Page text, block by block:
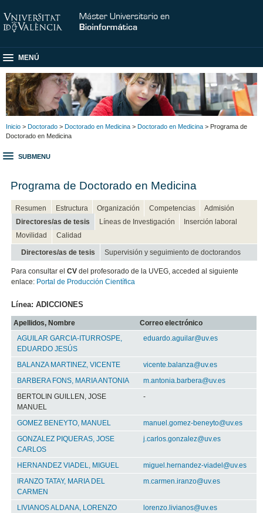
MENÚ
Inicio > Doctorado > Doctorado en Medicina > Doctorado en Medicina > Programa de
Doctorado en Medicina
SUBMENU
Programa de Doctorado en Medicina
Resumen Estructura Organización Competencias
Admisión
Directores/as de tesis
Líneas de Investigación
Inserción laboral
Movilidad
Calidad
Directores/as de tesis Supervisión y seguimiento de doctorandos
Para consultar elCV del profesorado de la UVEG, acceded al siguiente
enlace: Portal de Producción Científica
Línea: ADICCIONES
Apellidos, Nombre
Correo electrónico
AGUILAR GARCIA-ITURROSPE,
EDUARDO JESÚS
eduardo.aguilar@uv.es
BALANZA MARTINEZ, VICENTE
vicente.balanza@uv.es
BARBERA FONS, MARIA ANTONIA
m.antonia.barbera@uv.es
BERTOLIN GUILLEN, JOSE
MANUEL
-
GOMEZ BENEYTO, MANUEL
manuel.gomez-beneyto@uv.es
GONZALEZ PIQUERAS, JOSE
CARLOS
j.carlos.gonzalez@uv.es
HERNANDEZ VIADEL, MIGUEL
miguel.hernandez-viadel@uv.es
IRANZO TATAY, MARIA DEL
CARMEN
m.carmen.iranzo@uv.es
LIVIANOS ALDANA, LORENZO
lorenzo.livianos@uv.es